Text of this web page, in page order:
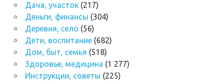
Дача, участок(217)
Деньги, финансы (304)
Деревня, село (56)
Дети, воспитание(682)
Дом, быт, семья (518)
Здоровье, медицина (1 277)
Инструкции, советы (225)